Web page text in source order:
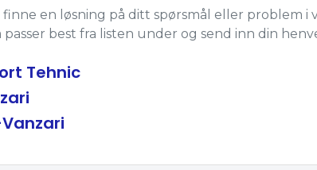
en løsning på ditt spørsmål eller problem i
best fra listen under og send inn din
Tehnic